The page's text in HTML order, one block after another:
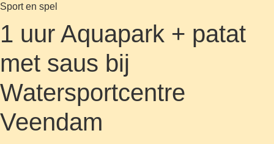
Sport en spel
1 uur Aquapark + patat
met saus bij
Watersportcentre
Veendam